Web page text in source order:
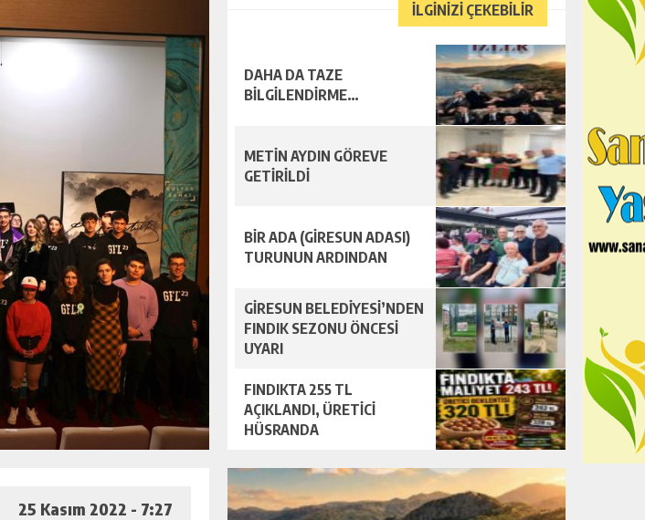
25 Kasım 2022 - 7:27
İLGİNİZİ ÇEKEBİLİR
DAHA DA TAZE
BİLGİLENDİRME…
METİN AYDIN GÖREVE
GETİRİLDİ
BİR ADA (GİRESUN ADASI)
TURUNUN ARDINDAN
GİRESUN BELEDİYESİ’NDEN
FINDIK SEZONU ÖNCESİ
UYARI
FINDIKTA 255 TL
AÇIKLANDI, ÜRETİCİ
HÜSRANDA